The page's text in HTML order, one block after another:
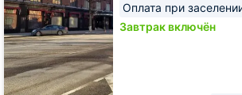
Оплата при
Завтрак включён